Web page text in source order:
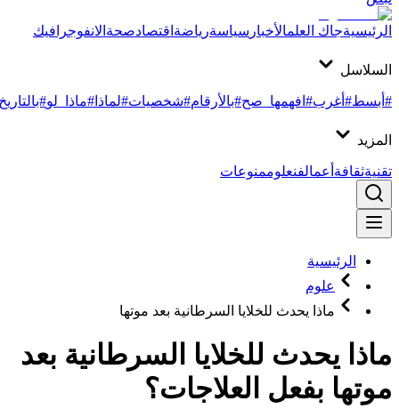
الرئيسيةجاك العلمالأخبار سياسةرياضةاقتصادصحةالانفوجرافيك
السلاسل
#أبسط#أغرب#افهمها_صح#بالأرقام#شخصيات#لماذا #ماذا_لو#بالتاريخ
المزيد
تقنيةثقافةأعمالفنعلوممنوعات
الرئيسية
علوم
ماذا يحدث للخلايا السرطانية بعد موتها
ماذا يحدث للخلايا السرطانية بعد
موتها بفعل العلاجات؟